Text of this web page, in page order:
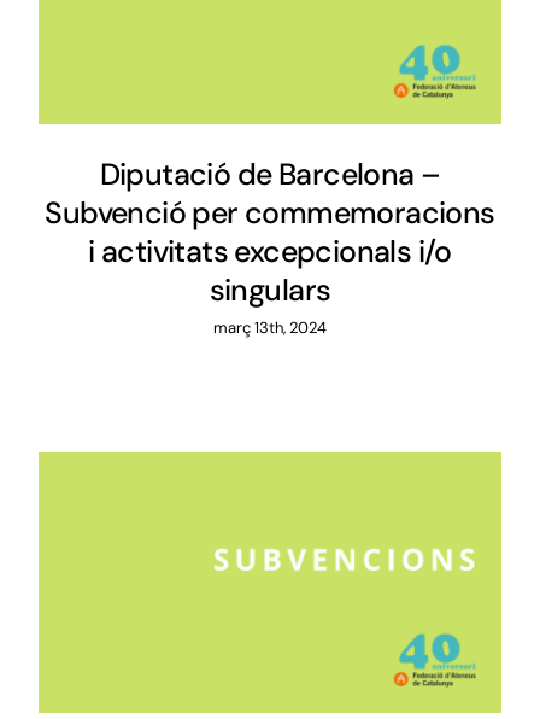
Diputació de Barcelona –
Subvenció per commemoracions
i activitats excepcionals i/o
singulars
març 13th, 2024